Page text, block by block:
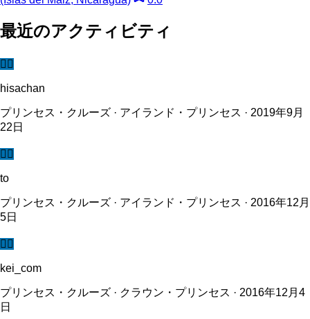
最近のアクティビティ
🧜‍♀️
hisachan
プリンセス・クルーズ · アイランド・プリンセス · 2019年9月
22日
🧜‍♀️
to
プリンセス・クルーズ · アイランド・プリンセス · 2016年12月
5日
🧜‍♀️
kei_com
プリンセス・クルーズ · クラウン・プリンセス · 2016年12月4
日